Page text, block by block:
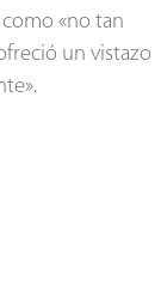
como «no tan
un vistazo